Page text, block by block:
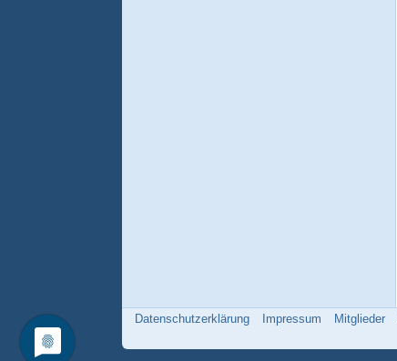
Datenschutzerklärung Impressum Mitglieder